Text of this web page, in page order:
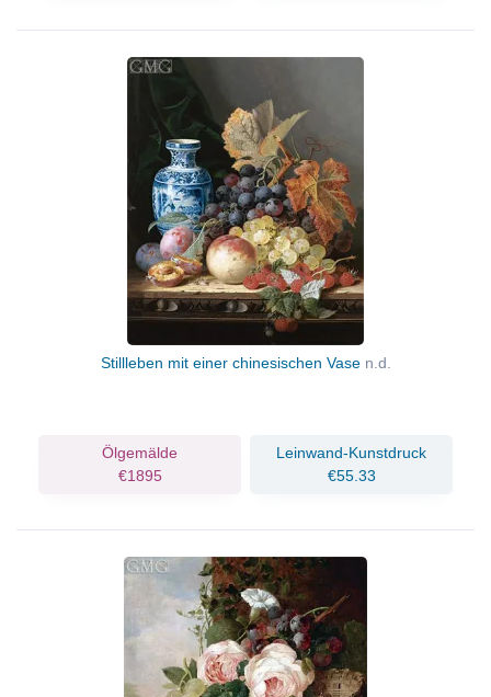
Stillleben mit einer chinesischen Vase n.d.
Ölgemälde
€1895
Leinwand-Kunstdruck
€55.33